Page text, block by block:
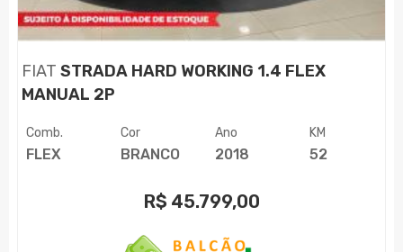
FIAT STRADA HARD WORKING 1.4 FLEX
MANUAL 2P
Comb.
FLEX
Cor
BRANCO
Ano
2018
KM
52
R$ 45.799,00